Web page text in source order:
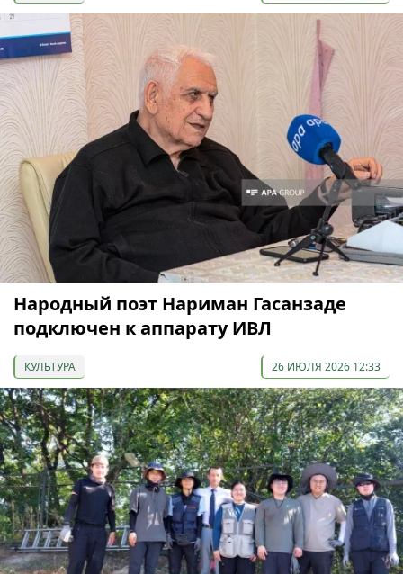
Народный поэт Нариман Гасанзаде
подключен к аппарату ИВЛ
КУЛЬТУРА 26 ИЮЛЯ 2026 12:33